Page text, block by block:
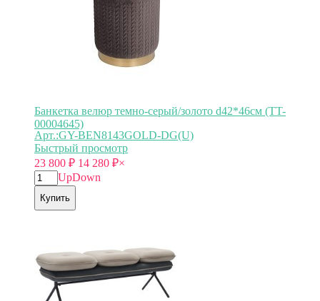
Банкетка велюр темно-серый/золото d42*46см (TT-
00004645)
Арт.:GY-BEN8143GOLD-DG(U)
Быстрый просмотр
23 800 ₽ 14 280 ₽×
UpDown
Купить